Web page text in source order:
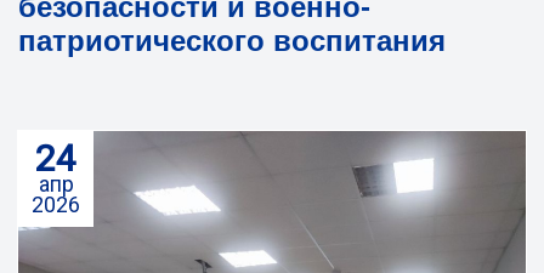
безопасности и военно-
патриотического воспитания
24
апр
2026